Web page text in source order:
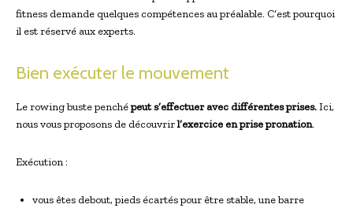
fitness demande quelques compétences au préalable. C’est pourquoi
il est réservé aux experts.
Bien exécuter le mouvement
Le rowing buste penchépeut s’effectuer avec différentes prises.Ici,
nous vous proposons de découvrirl’exercice en prise pronation.
Exécution :
vous êtes debout, pieds écartés pour être stable, une barre